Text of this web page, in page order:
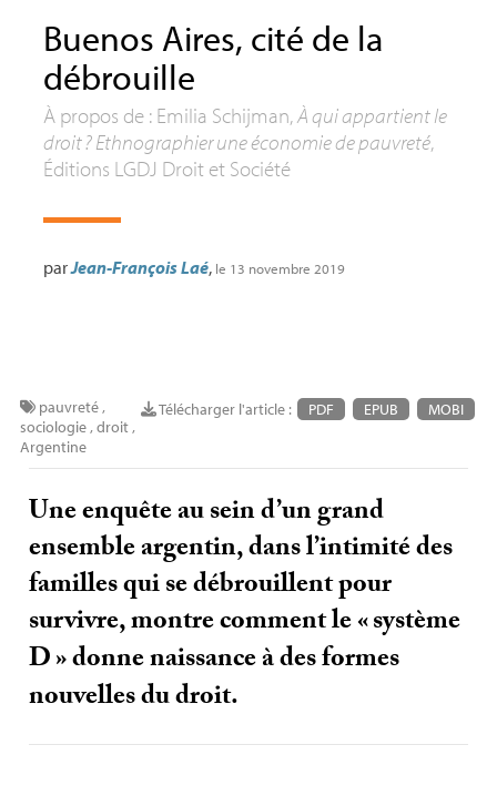
Buenos Aires, cité de la
débrouille
À propos de : Emilia Schijman,À qui appartient le
droit? Ethnographier une économie de pauvreté,
Éditions LGDJ Droit et Société
parJean-François Laé, le 13 novembre 2019
Télécharger l'article : PDF EPUB MOBI
pauvreté,
sociologie,droit,
Argentine
Une enquête au sein d’un grand
ensemble argentin, dans l’intimité des
familles qui se débrouillent pour
survivre, montre comment le «système
D» donne naissance à des formes
nouvelles du droit.